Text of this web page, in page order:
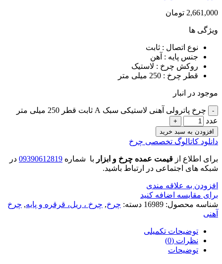
2,661,000 تومان
ویژگی ها
نوع اتصال : ثابت
جنس پایه : آهن
روکش چرخ : لاستیک
قطر چرخ : 250 میلی متر
موجود در انبار
چرخ پاترولی آهنی لاستیکی سبک A ثابت قطر 250 میلی متر
عدد
افزودن به سبد خرید
دانلود کاتالوگ تخصصی چرخ
برای اطلاع از قیمت عمده چرخ و ابزار با شماره 09390612819 در
شبکه های اجتماعی در ارتباط باشید.
افزودن به علاقه مندی
برای مقایسه اضافه کنید
شناسه محصول: 16989 دسته: چرخ, چرخ ، ریل، قرقره و پایه, چرخ
آهنی
توضیحات تکمیلی
نظرات (0)
توضیحات